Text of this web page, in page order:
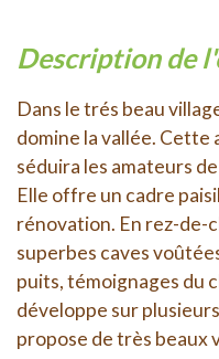
description de
Dans le trés beau
domine la vallée.
séduira les amateurs
Elle offre un cadre
rénovation. En rez-de-
superbes caves
puits, témoignages du
développe sur
propose de très beaux